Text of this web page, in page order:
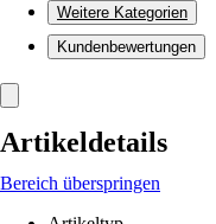
Weitere Kategorien
Kundenbewertungen
Artikeldetails
Bereich überspringen